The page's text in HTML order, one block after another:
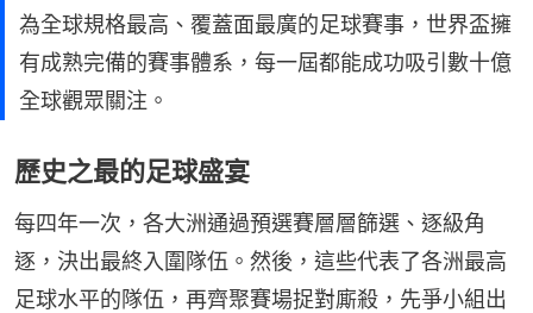
為全球規格最高、覆蓋面最廣的足球賽事，世界盃擁
有成熟完備的賽事體系，每一屆都能成功吸引數十億
全球觀眾關注。
歷史之最的足球盛宴
每四年一次，各大洲通過預選賽層層篩選、逐級角
逐，決出最終入圍隊伍。然後，這些代表了各洲最高
足球水平的隊伍，再齊聚賽場捉對廝殺，先爭小組出